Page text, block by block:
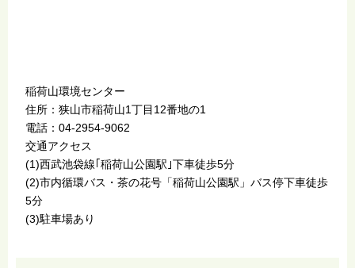
稲荷山環境センター
住所：狭山市稲荷山1丁目12番地の1
電話：04-2954-9062
交通アクセス
(1)西武池袋線｢稲荷山公園駅｣下車徒歩5分
(2)市内循環バス・茶の花号「稲荷山公園駅」バス停下車徒歩
5分
(3)駐車場あり